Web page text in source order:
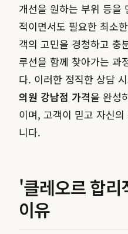
개선을 원하는 부위 등을
적이면서도 필요한 최소
객의 고민을 경청하고 충
루션을 함께 찾아가는 과
다. 이러한 정직한 상담
의원 강남점 가격을 완성
이며, 고객이 믿고 자신
니다.
'클레오르 합
이유